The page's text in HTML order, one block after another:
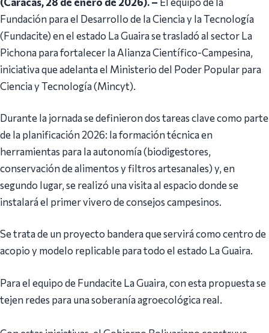
Fundación para el Desarrollo de la Ciencia y la Tecnología
(Fundacite) en el estado La Guaira se trasladó al sector La
Pichona para fortalecer la Alianza Científico-Campesina,
iniciativa que adelanta el Ministerio del Poder Popular para
Ciencia y Tecnología (Mincyt).
Durante la jornada se definieron dos tareas clave como parte
de la planificación 2026: la formación técnica en
herramientas para la autonomía (biodigestores,
conservación de alimentos y filtros artesanales) y, en
segundo lugar, se realizó una visita al espacio donde se
instalará el primer vivero de consejos campesinos.
Se trata de un proyecto bandera que servirá como centro de
acopio y modelo replicable para todo el estado La Guaira.
Para el equipo de Fundacite La Guaira, con esta propuesta se
tejen redes para una soberanía agroecológica real.